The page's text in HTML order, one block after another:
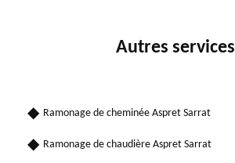
Autres services
Ramonage de cheminée Aspret Sarrat
Ramonage de chaudière Aspret Sarrat